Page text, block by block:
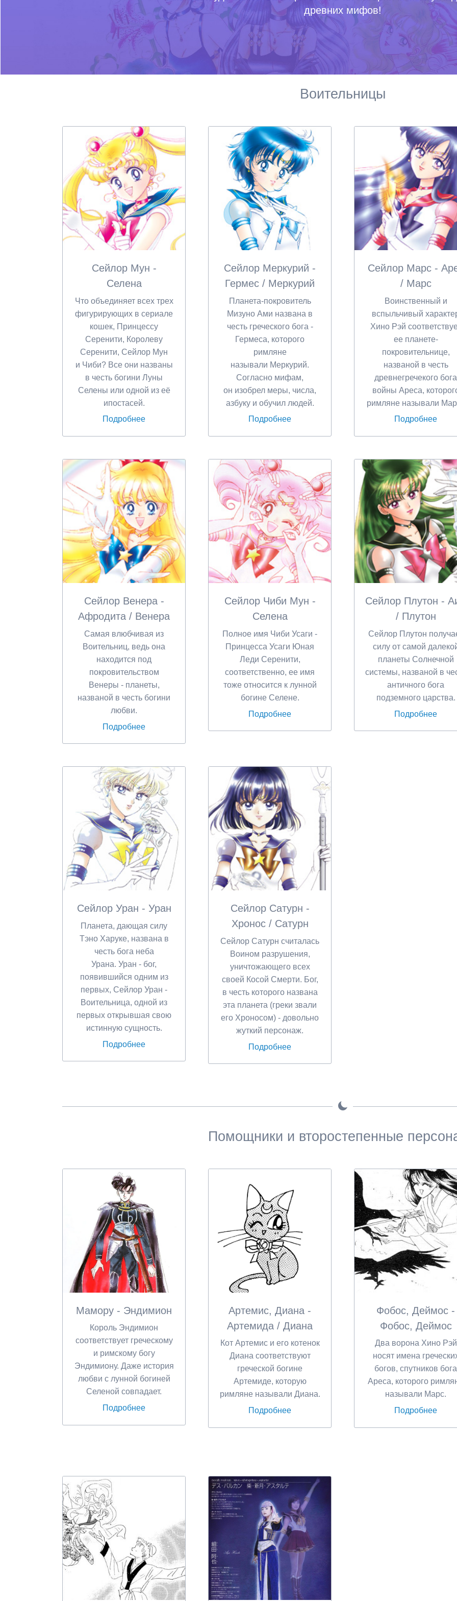
Рейтинг персонажей
Места из манги
Анкеты с официального сайта
Мюзиклы для начинающих
древних мифов!
Воительницы
Сейлор Мун -
Селена
Что объединяет всех трех
фигурирующих в сериале
кошек, Принцессу
Серенити, Королеву
Серенити, Сейлор Мун
и Чиби? Все они названы
в честь богини Луны
Селены или одной из её
ипостасей.
Подробнее
Сейлор Меркурий -
Гермес / Меркурий
Планета-покровитель
Мизуно Ами названа в
честь греческого бога -
Гермеса, которого
римляне
называли Меркурий.
Согласно мифам,
он изобрел меры, числа,
азбуку и обучил людей.
Подробнее
Сейлор Марс -
/ Марс
Воинственный и
вспыльчивый
Хино Рэй
ее планете-
покровительнице,
названой в честь
древнегречекого бога
войны Ареса,
римляне называли
Подробнее
Сейлор Венера -
Афродита / Венера
Самая влюбчивая из
Воительниц, ведь она
находится под
покровительством
Венеры - планеты,
названой в честь богини
любви.
Подробнее
Сейлор Чиби Мун -
Селена
Полное имя Чиби Усаги -
Принцесса Усаги Юная
Леди Серенити,
соответственно, ее имя
тоже относится к лунной
богине Селене.
Подробнее
Сейлор Плутон -
/ Плутон
Сейлор Плутон
силу от самой
планеты Солнечной
системы, названой в
античного бога
подземного царства.
Подробнее
Сейлор Уран - Уран
Планета, дающая силу
Тэно Харуке, названа в
честь бога неба
Урана. Уран - бог,
появившийся одним из
первых, Сейлор Уран -
Воительница, одной из
первых открывшая свою
истинную сущность.
Подробнее
Сейлор Сатурн -
Хронос / Сатурн
Сейлор Сатурн считалась
Воином разрушения,
уничтожающего всех
своей Косой Смерти. Бог,
в честь которого названа
эта планета (греки звали
его Хроносом) - довольно
жуткий персонаж.
Подробнее
Помощники и второстепенные
Мамору - Эндимион
Король Эндимион
соответствует греческому
и римскому богу
Эндимиону. Даже история
любви с лунной богиней
Селеной совпадает.
Подробнее
Артемис, Диана -
Артемида / Диана
Кот Артемис и его котенок
Диана соответствуют
греческой богине
Артемиде, которую
римляне называли Диана.
Подробнее
Фобос, Деймос -
Фобос, Деймос
Два ворона Хино Рэй
носят имена
богов, спутников бога
Ареса, которого
называли Марс.
Подробнее